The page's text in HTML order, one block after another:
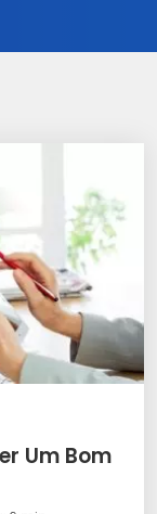
Um Bom